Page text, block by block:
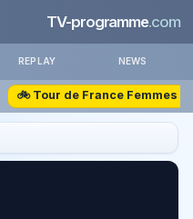
TV-programme.com
REPLAY NEWS
🚲 Tour de France Femmes